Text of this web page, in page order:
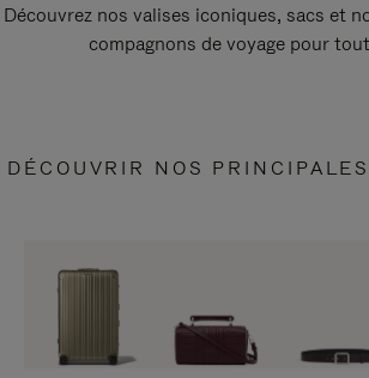
Découvrez nos valises iconiques, sacs et
compagnons de voyage pour
DÉCOUVRIR NOS